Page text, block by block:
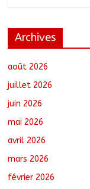
Archives
août 2026
juillet 2026
juin 2026
mai 2026
avril 2026
mars 2026
février 2026